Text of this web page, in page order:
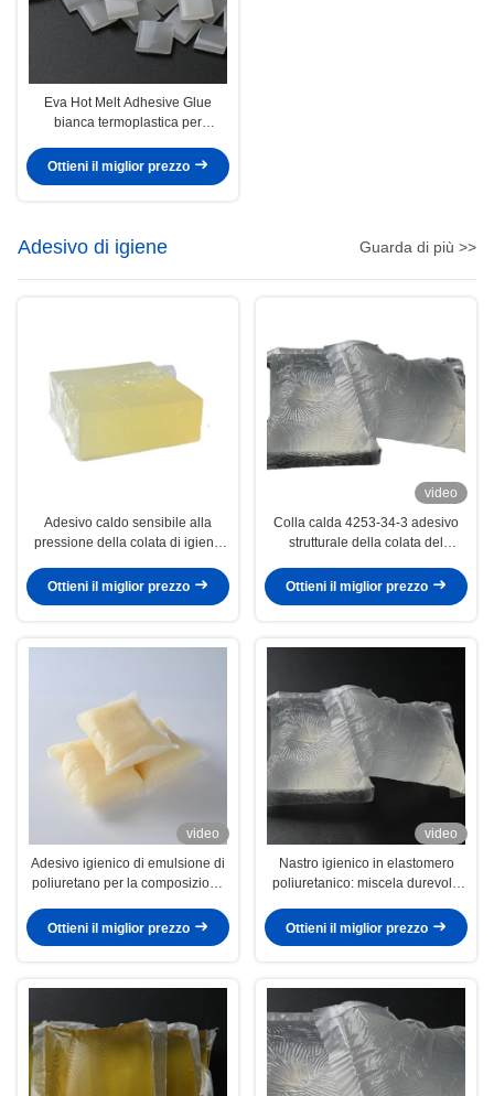
Eva Hot Melt Adhesive Glue
bianca termoplastica per
Ottieni il miglior prezzo
Adesivo di igiene Guarda di più >>
Adesivo caldo sensibile alla
pressione della colata di igiene
del tovagliolo
Ottieni il miglior prezzo
video
Colla calda 4253-34-3 adesivo
strutturale della colata del
leggero
Ottieni il miglior prezzo
video
Adesivo igienico di emulsione di
poliuretano per la composizione
Ottieni il miglior prezzo
video
Nastro igienico in elastomero
poliuretanico: miscela durevole
Ottieni il miglior prezzo